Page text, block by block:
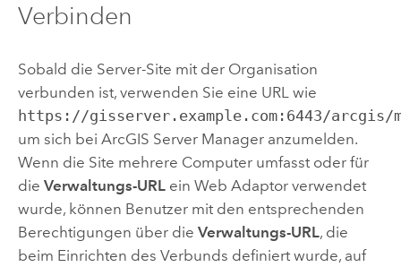
Verbinden
Sobald die Server-Site mit der Organisation
verbunden ist, verwenden Sie eine URL wie
https://gisserver.example.com:6443/arcgis/
um sich bei ArcGIS ServerManager anzumelden.
Wenn die Site mehrere Computer umfasst oder für
die Verwaltungs-URLein Web Adaptor verwendet
wurde, können Benutzer mit den entsprechenden
Berechtigungen über die Verwaltungs-URL, die
beim Einrichten des Verbunds definiert wurde, auf